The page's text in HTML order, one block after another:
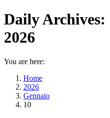
Daily Archives:
2026
You are here:
Home
2026
Gennaio
10